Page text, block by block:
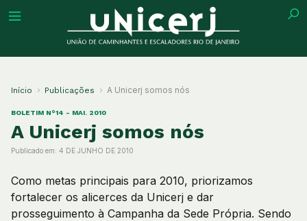
Início Publicações A Unicerj somos nós
BOLETIM N°14 - MAI. 2010
A Unicerj somos nós
Publicado em: 4 DE JUNHO DE 2010
Como metas principais para 2010, priorizamos
fortalecer os alicerces da Unicerj e dar
prosseguimento à Campanha da Sede Própria. Sendo